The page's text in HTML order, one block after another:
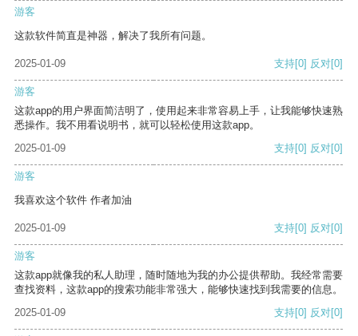
游客
这款软件简直是神器，解决了我所有问题。
2025-01-09 支持[0] 反对[0]
游客
这款app的用户界面简洁明了，使用起来非常容易上手，让我能够快速熟
悉操作。我不用看说明书，就可以轻松使用这款app。
2025-01-09
支持[0] 反对[0]
游客
我喜欢这个软件 作者加油
2025-01-09 支持[0] 反对[0]
游客
这款app就像我的私人助理，随时随地为我的办公提供帮助。我经常需要
查找资料，这款app的搜索功能非常强大，能够快速找到我需要的信息。
2025-01-09
支持[0] 反对[0]